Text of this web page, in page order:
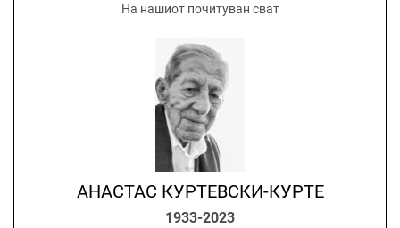
На нашиот почитуван сват
АНАСТАС КУРТЕВСКИ-КУРТЕ
1933-2023